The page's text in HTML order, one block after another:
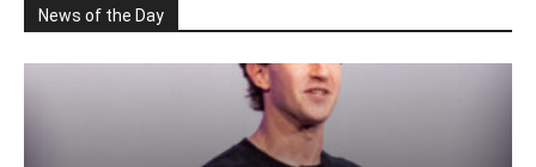
News of the Day